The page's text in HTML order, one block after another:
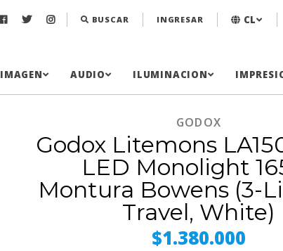
BUSCAR INGRESAR CL
IMAGEN AUDIO ILUMINACION
GODOX
Godox Litemons
LED Monolight
Montura Bowens (3-
Travel, White)
$1.380.000